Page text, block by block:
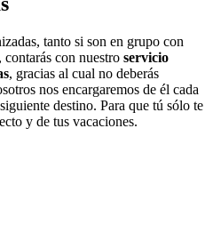
tanto si son en grupo con
con nuestro servicio
, gracias al cual no deberás
nos encargaremos de él cada
destino. Para que tú sólo te
y de tus vacaciones.